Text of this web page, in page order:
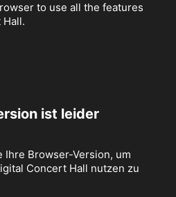
to use all the features
ist leider
Ihre Browser-Version, um
Concert Hall nutzen zu